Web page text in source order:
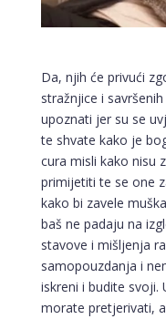
Da, njih će privući
stražnjice i
upoznati jer su se
te shvate kako je
cura misli kako nisu
primijetiti te se one
kako bi zavele
baš ne padaju na
stavove i mišljenja
samopouzdanja i
iskreni i budite svoji.
morate pretjerivati,